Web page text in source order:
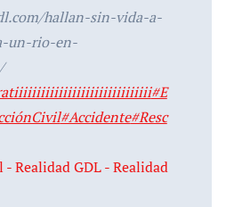
hallan-sin-vida-a-
un-rio-en-
#E
#Accidente#Resc
Realidad GDL - Realidad